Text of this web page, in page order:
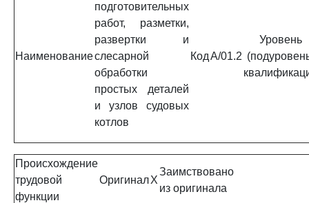
Наименование
подготовительных
работ, разметки,
развертки и
слесарной
обработки
простых деталей
и узлов судовых
котлов
КодA/01.2
Уровень
Происхождение
трудовой
функции
ОригиналX
Заимствовано
из оригинала